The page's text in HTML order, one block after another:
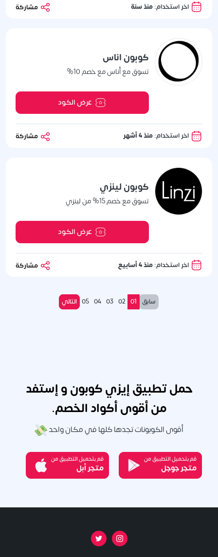
اخر استخدام:منذ سنة
كوبون اناس
تسوق مع أُناس مع خصم 10%
عرض الكود
اخر استخدام:منذ 4 أشهر
كوبون لينزي
تسوق مع خصم 15% من لينزي
عرض الكود
اخر استخدام:منذ 4 أسابيع
سابق 01
02
03
04
05 التالي
حمل تطبيق إيزي كوبون و إستفد
من أقوى أكواد الخصم.
أقوى الكوبونات تجدها كلها في مكان واحد
قم بتحميل التطبيق من
متجر جوجل
قم بتحميل التطبيق من
متجر أبل